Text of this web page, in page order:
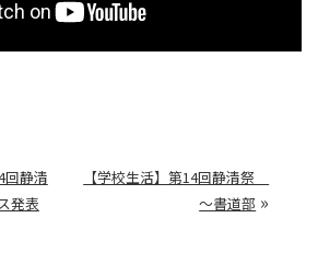
回静清
発表
【学校生活】第14回静清祭
～書道部 »